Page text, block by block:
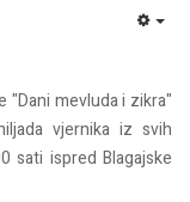
"Dani mevluda i zikra"
vjernika iz svih
sati ispred Blagajske